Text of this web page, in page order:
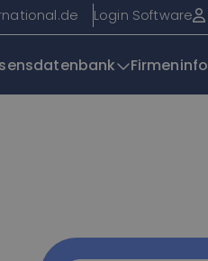
Login Software
Firmeninfo